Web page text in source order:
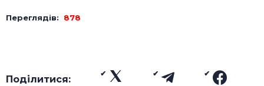
Переглядів: 878
Поділитися: